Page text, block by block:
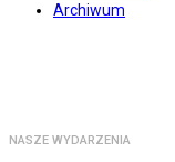
Archiwum
NASZE WYDARZENIA